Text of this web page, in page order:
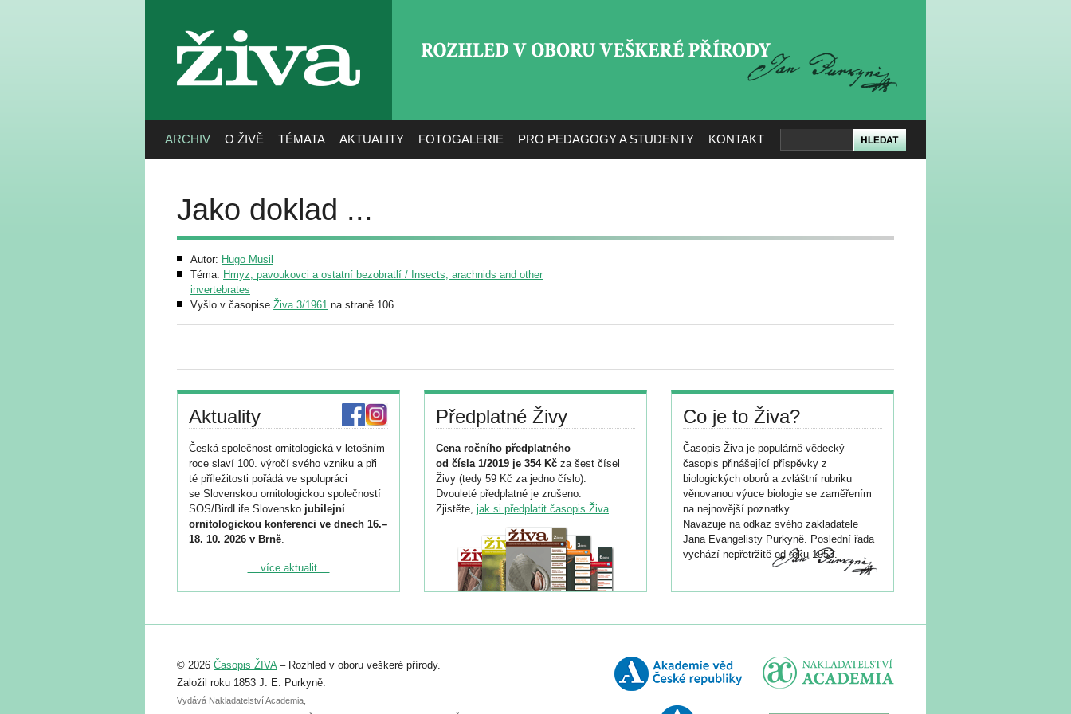
živa
ARCHIV O ŽIVĚ TÉMATA AKTUALITY FOTOGALERIE PRO PEDAGOGY A STUDENTY KONTAKT
Jako doklad ...
Autor: Hugo Musil
Téma: Hmyz, pavoukovci a ostatní bezobratlí / Insects, arachnids and other
invertebrates
Vyšlo v časopise Živa 3/1961 na straně 106
Aktuality
Česká společnost ornitologická v letošním
roce slaví 100. výročí svého vzniku a při
té příležitosti pořádá ve spolupráci
se Slovenskou ornitologickou společností
SOS/BirdLife Slovensko jubilejní
ornitologickou konferenci ve dnech 16.–
18. 10. 2026 v Brně.
Podrobnější informace ke konferenci
Registrovat se můžete do 6. září.
abstraktu přihlášené přednášky nebo
posteru je už 30. června.
... více aktualit ...
Předplatné Živy
Cena ročního předplatného
od čísla 1/2019 je 354 Kč za šest čísel
Živy (tedy 59 Kč za jedno číslo).
Dvouleté předplatné je zrušeno.
Zjistěte, jak si předplatit časopis Živa.
Co je to Živa?
Časopis Živa je populárně vědecký
časopis přinášející příspěvky z
biologických oborů a zvláštní rubriku
věnovanou výuce biologie se zaměřením
na nejnovější poznatky.
Navazuje na odkaz svého zakladatele
Jana Evangelisty Purkyně. Poslední řada
vychází nepřetržitě od roku 1953.
© 2026 Časopis ŽIVA– Rozhled v oboru veškeré přírody.
Založil roku 1853 J. E. Purkyně.
Vydává Nakladatelství Academia,